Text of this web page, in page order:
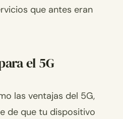
que antes eran
el 5G
las ventajas del 5G,
de que tu dispositivo